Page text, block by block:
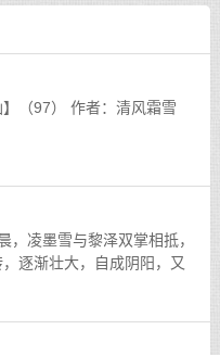
：清风霜雪
，凌墨雪与黎泽双掌相抵，
逐渐壮大，自成阴阳，又